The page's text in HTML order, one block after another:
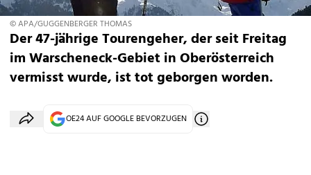
© APA/GUGGENBERGER THOMAS
Der 47-jährige Tourengeher, der seit Freitag
im Warscheneck-Gebiet in Oberösterreich
vermisst wurde, ist tot geborgen worden.
OE24 AUF GOOGLE BEVORZUGEN